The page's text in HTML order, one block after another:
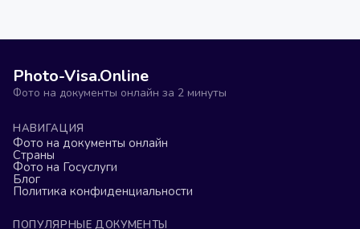
Photo-Visa.Online
Фото на документы онлайн за 2 минуты
НАВИГАЦИЯ
Фото на документы онлайн
Страны
Фото на Госуслуги
Блог
Политика конфиденциальности
ПОПУЛЯРНЫЕ ДОКУМЕНТЫ